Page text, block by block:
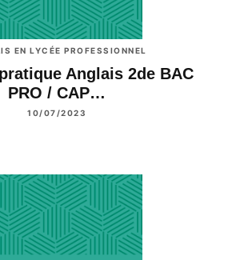
EN LYCÉE PROFESSIONNEL
Anglais 2de BAC
PRO / CAP…
10/07/2023